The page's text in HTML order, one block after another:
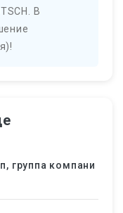
В
группа компани